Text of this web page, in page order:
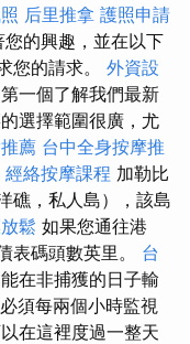
后里推拿 護照申請
您的興趣，並在以下
您的請求。 外資設
一個了解我們最新
選擇範圍很廣，尤
薦 台中全身按摩推
經絡按摩課程 加勒比
礁，私人島），該島
鬆 如果您通往港
表碼頭數英里。 台
在非捕獲的日子輸
須每兩個小時監視
在這裡度過一整天